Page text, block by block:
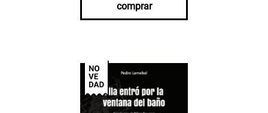
comprar